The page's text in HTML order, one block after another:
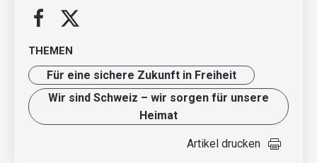
THEMEN
Für eine sichere Zukunft in Freiheit
Wir sind Schweiz – wir sorgen für unsere
Heimat
Artikel drucken